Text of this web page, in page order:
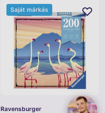
Ravensburger
Saját márkás